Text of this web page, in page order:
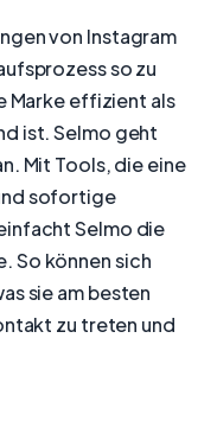
von Instagram
so zu
Marke effizient als
ist. Selmo geht
Mit Tools, die eine
sofortige
Selmo die
So können sich
sie am besten
zu treten und